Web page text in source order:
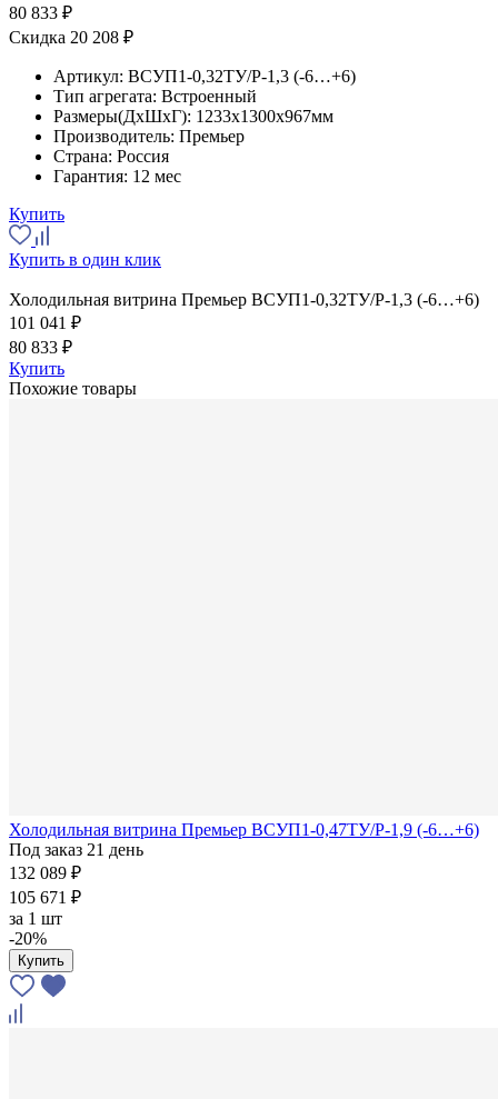
80 833 ₽
Скидка 20 208 ₽
Артикул: ВСУП1-0,32ТУ/Р-1,3 (-6…+6)
Тип агрегата: Встроенный
Размеры(ДхШхГ): 1233x1300x967мм
Производитель: Премьер
Страна: Россия
Гарантия: 12 мес
Купить
Купить в один клик
Холодильная витрина Премьер ВСУП1-0,32ТУ/Р-1,3 (-6…+6)
101 041 ₽
80 833 ₽
Купить
Похожие товары
Холодильная витрина Премьер ВСУП1-0,47ТУ/Р-1,9 (-6…+6)
Под заказ 21 день
132 089 ₽
105 671 ₽
за 1 шт
-20%
Купить